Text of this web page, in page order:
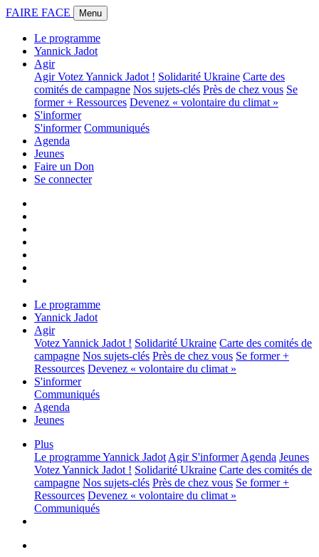
FAIRE FACE Menu
Le programme
Yannick Jadot
Agir
AgirVotez Yannick Jadot ! Solidarité Ukraine Carte des
comités de campagne Nos sujets-clés Près de chez vous Se
former + Ressources Devenez « volontaire du climat »
S'informer
S'informer Communiqués
Agenda
Jeunes
Faire un Don
Se connecter
Le programme
Yannick Jadot
Agir
Votez Yannick Jadot ! Solidarité Ukraine Carte des comités de
campagne Nos sujets-clés Près de chez vous Se former +
Ressources Devenez « volontaire du climat »
S'informer
Communiqués
Agenda
Jeunes
Plus
Le programmeYannick Jadot Agir S'informer Agenda Jeunes
Votez Yannick Jadot ! Solidarité Ukraine Carte des comités de
campagne Nos sujets-clés Près de chez vous Se former +
Ressources Devenez « volontaire du climat »
Communiqués